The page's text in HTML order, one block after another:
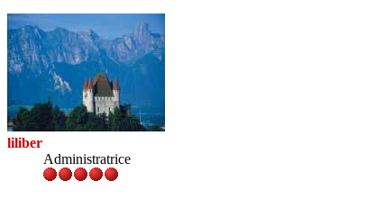
liliber
Administratrice